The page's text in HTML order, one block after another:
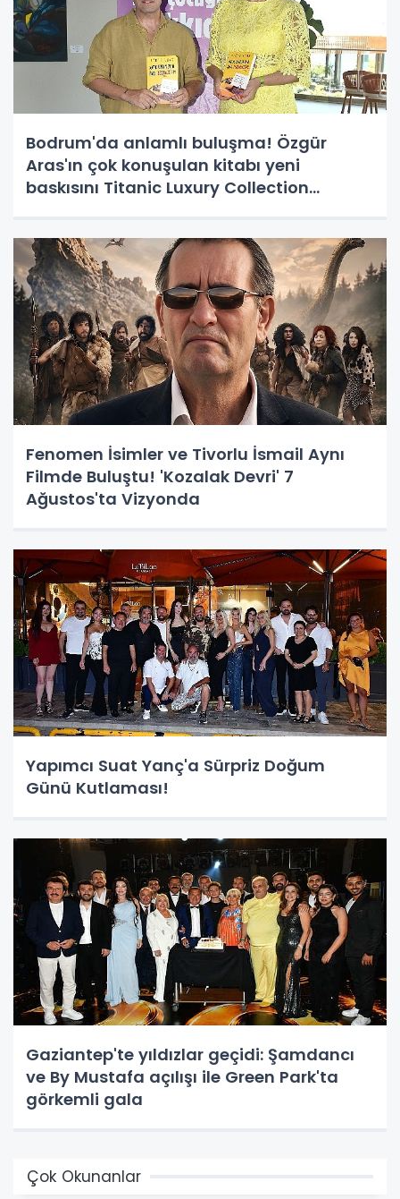
Bodrum'da anlamlı buluşma! Özgür
Aras'ın çok konuşulan kitabı yeni
baskısını Titanic Luxury Collection
Fenomen İsimler ve Tivorlu İsmail Aynı
Filmde Buluştu! 'Kozalak Devri' 7
Ağustos'ta Vizyonda
Yapımcı Suat Yanç'a Sürpriz Doğum
Günü Kutlaması!
Gaziantep'te yıldızlar geçidi: Şamdancı
ve By Mustafa açılışı ile Green Park'ta
görkemli gala
Çok Okunanlar